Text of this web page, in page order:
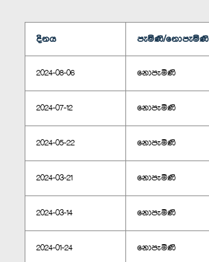
දිනය පැමිණි/නොපැමිණි
2024-08-06 නොපැමිණි
2024-07-12 නොපැමිණි
2024-05-22 නොපැමිණි
2024-03-21 නොපැමිණි
2024-03-14 නොපැමිණි
2024-01-24 නොපැමිණි